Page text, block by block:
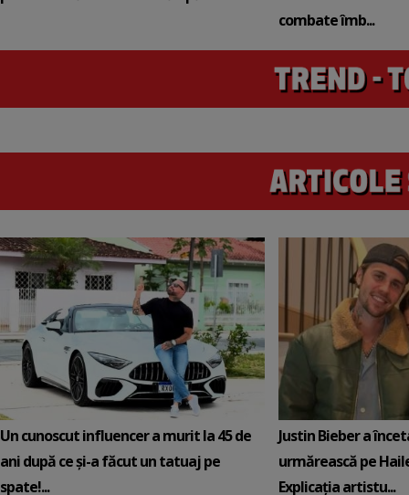
combate îmb...
Un cunoscut influencer a murit la 45 de
ani după ce și-a făcut un tatuaj pe
spate!...
Justin Bieber a
urmărească pe
Explicația artistu...